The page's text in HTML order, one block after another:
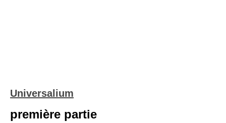
Universalium
première partie